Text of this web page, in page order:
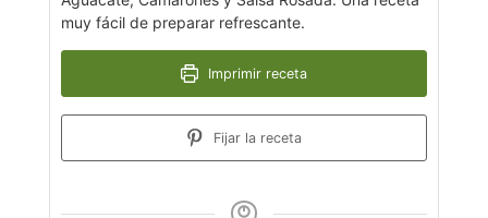
muy fácil de preparar refrescante.
Imprimir receta
Fijar la receta